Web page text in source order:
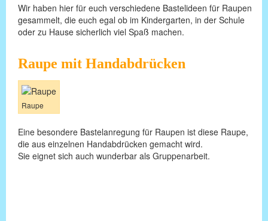
Wir haben hier für euch verschiedene Bastelideen für Raupen
gesammelt, die euch egal ob im Kindergarten, in der Schule
oder zu Hause sicherlich viel Spaß machen.
Raupe mit Handabdrücken
Raupe
Eine besondere Bastelanregung für Raupen ist diese Raupe,
die aus einzelnen Handabdrücken gemacht wird.
Sie eignet sich auch wunderbar als Gruppenarbeit.